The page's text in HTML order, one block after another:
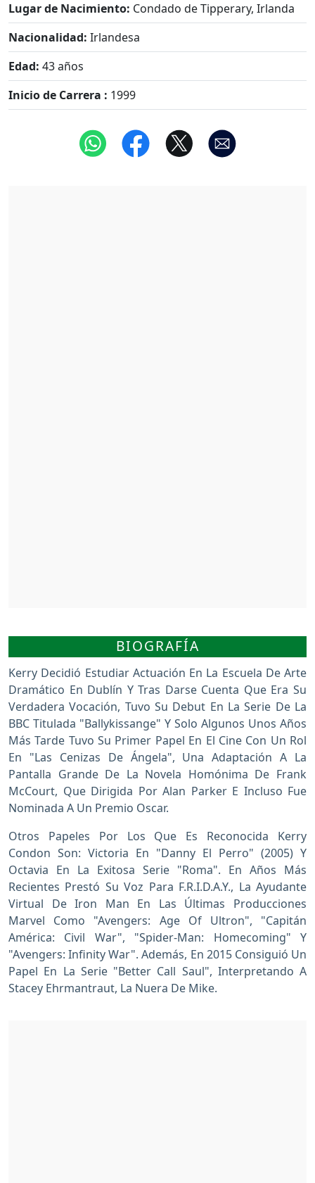
Lugar de Nacimiento: Condado de Tipperary, Irlanda
Nacionalidad: Irlandesa
Edad: 43 años
Inicio de Carrera : 1999
BIOGRAFÍA
Kerry Decidió Estudiar Actuación En La Escuela De Arte
Dramático En Dublín Y Tras Darse Cuenta Que Era Su
Verdadera Vocación, Tuvo Su Debut En La Serie De La
BBC Titulada "Ballykissange" Y Solo Algunos Unos Años
Más Tarde Tuvo Su Primer Papel En El Cine Con Un Rol
En "Las Cenizas De Ángela", Una Adaptación A La
Pantalla Grande De La Novela Homónima De Frank
McCourt, Que Dirigida Por Alan Parker E Incluso Fue
Nominada A Un Premio Oscar.
Otros Papeles Por Los Que Es Reconocida Kerry
Condon Son: Victoria En "Danny El Perro" (2005) Y
Octavia En La Exitosa Serie "Roma". En Años Más
Recientes Prestó Su Voz Para F.R.I.D.A.Y., La Ayudante
Virtual De Iron Man En Las Últimas Producciones
Marvel Como "Avengers: Age Of Ultron", "Capitán
América: Civil War", "Spider-Man: Homecoming" Y
"Avengers: Infinity War". Además, En 2015 Consiguió Un
Papel En La Serie "Better Call Saul", Interpretando A
Stacey Ehrmantraut, La Nuera De Mike.